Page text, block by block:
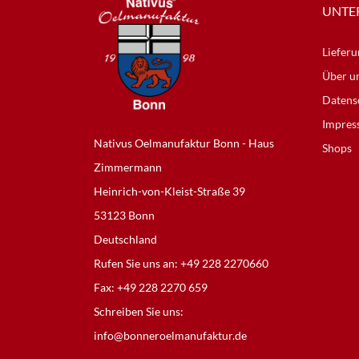
Nativus Oelmanufaktur Bonn - Haus
Zimmermann
Heinrich-von-Kleist-Straße 39
53123 Bonn
Deutschland
Rufen Sie uns an: +49 228 2270660
Fax: +49 228 2270 659
Schreiben Sie uns:
info@bonneroelmanufaktur.de
Über
Shops